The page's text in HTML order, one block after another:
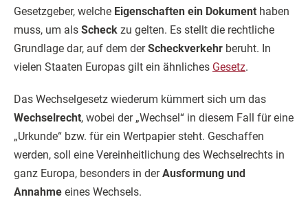
Gesetzgeber, welche Eigenschaften ein Dokument haben
muss, um als Scheck zu gelten. Es stellt die rechtliche
Grundlage dar, auf dem derScheckverkehr beruht. In
vielen Staaten Europas gilt ein ähnliches Gesetz.
Das Wechselgesetz wiederum kümmert sich um das
Wechselrecht, wobei der „Wechsel“ in diesem Fall für eine
„Urkunde“ bzw. für ein Wertpapier steht. Geschaffen
werden, soll eine Vereinheitlichung des Wechselrechts in
ganz Europa, besonders in derAusformung und
Annahme eines Wechsels.